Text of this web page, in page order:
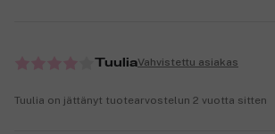
TuuliaVahvistettu asiakas
Tuulia on jättänyt tuotearvostelun 2 vuotta sitten